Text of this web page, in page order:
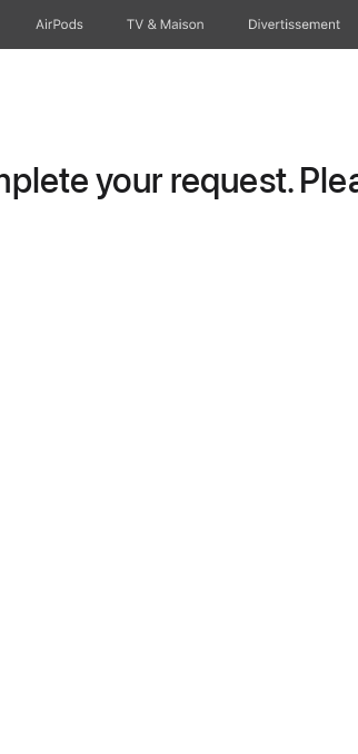
AirPods TV & Maison Divertissements
your request.